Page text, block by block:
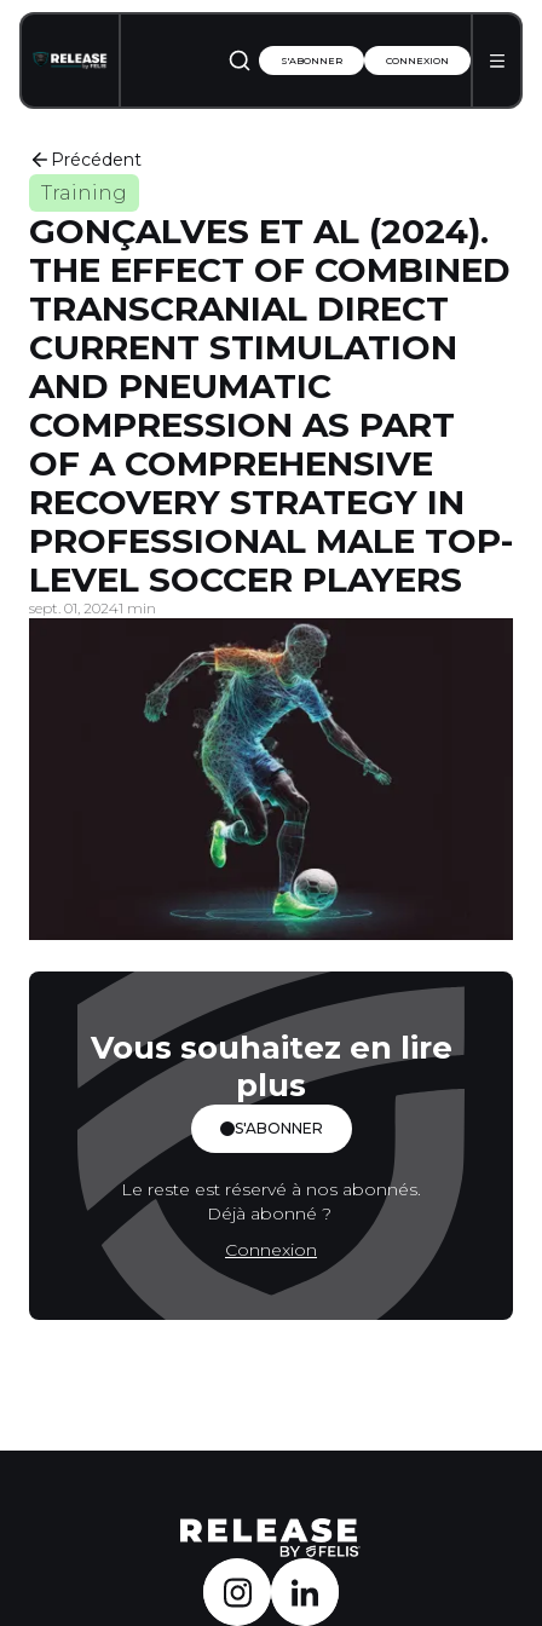
S'ABONNER CONNEXION
Précédent
Training
GONÇALVES ET AL (2024).
THE EFFECT OF COMBINED
TRANSCRANIAL DIRECT
CURRENT STIMULATION
AND PNEUMATIC
COMPRESSION AS PART
OF A COMPREHENSIVE
RECOVERY STRATEGY IN
PROFESSIONAL MALE TOP-
LEVEL SOCCER PLAYERS
sept. 01, 20241 min
Vous souhaitez en lire
plus
S'ABONNER
Le reste est réservé à nos abonnés.
Déjà abonné ?
Connexion